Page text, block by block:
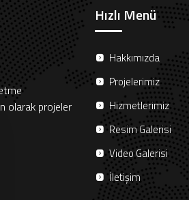
olarak projeler
Hızlı Menü
Hakkımızda
Projelerimiz
Hizmetlerimiz
Resim Galerisi
Video Galerisi
İletişim